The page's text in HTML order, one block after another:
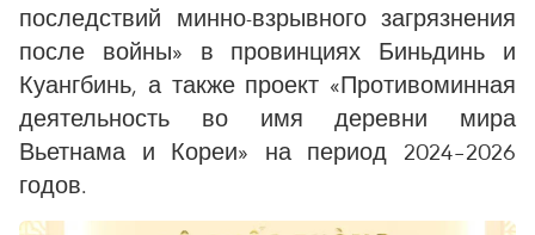
последствий минно-взрывного загрязнения
после войны» в провинциях Биньдинь и
Куангбинь, а также проект «Противоминная
деятельность во имя деревни мира
Вьетнама и Кореи» на период 2024–2026
годов.